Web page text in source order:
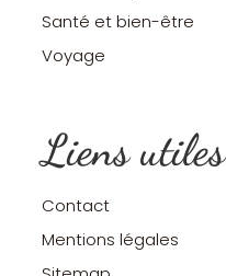
Santé et bien-être
Voyage
Liens utiles
Contact
Mentions légales